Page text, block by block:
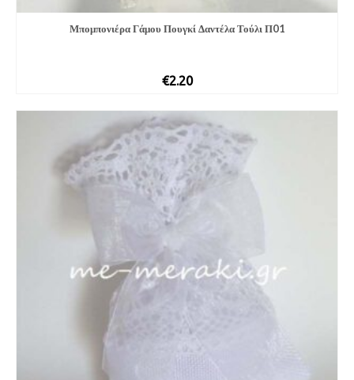
Μπομπονιέρα Γάμου Πουγκί Δαντέλα Τούλι Π01
€2.20